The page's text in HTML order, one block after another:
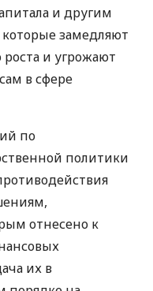
и другим
замедляют
и угрожают
в сфере
по
политики
отнесено к
их в